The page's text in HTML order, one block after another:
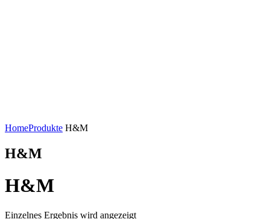
HomeProdukte H&M
H&M
H&M
Einzelnes Ergebnis wird angezeigt